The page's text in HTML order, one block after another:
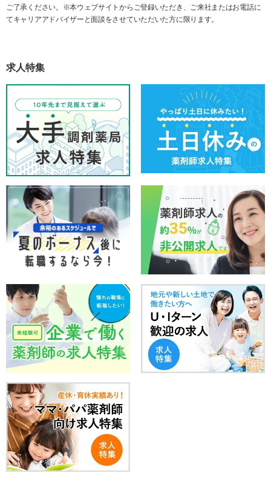
ご了承ください。※本ウェブサイトからご登録いただき、ご来社またはお電話に
てキャリアアドバイザーと面談をさせていただいた方に限ります。
求人特集